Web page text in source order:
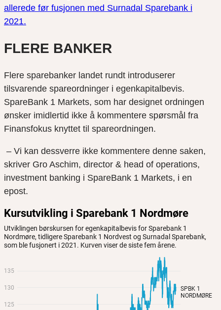
allerede før fusjonen med Surnadal Sparebank i
2021.
FLERE BANKER
Flere sparebanker landet rundt introduserer
tilsvarende spareordninger i egenkapitalbevis.
SpareBank 1 Markets, som har designet ordningen
ønsker imidlertid ikke å kommentere spørsmål fra
Finansfokus knyttet til spareordningen.
– Vi kan dessverre ikke kommentere denne saken,
skriver Gro Aschim, director & head of operations,
investment banking i SpareBank 1 Markets, i en
epost.